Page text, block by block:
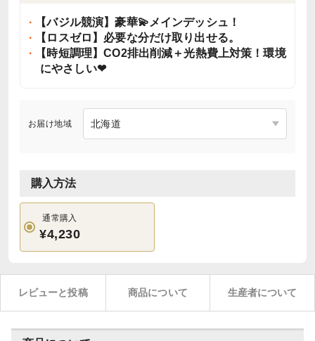
【バジル競演】豪華💫メインデッシュ！
【ロスゼロ】必要な分だけ取り出せる。
【時短調理】CO2排出削減＋光熱費上対策！環境
にやさしい❤
お届け地域
購入方法
通常購入
¥4,230
レビューと投稿 商品について 生産者について